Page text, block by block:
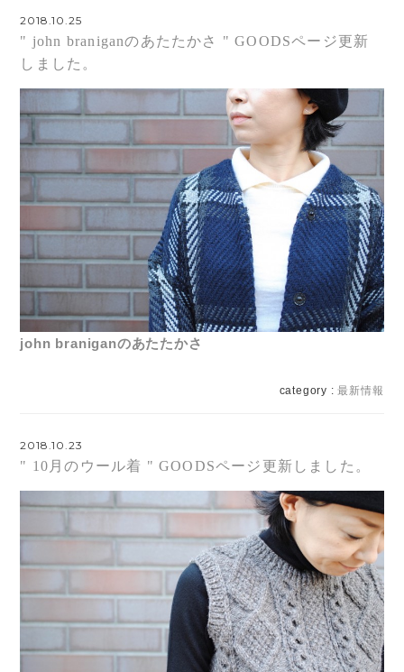
2018.10.25
" john braniganのあたたかさ " GOODSページ更新
しました。
john braniganのあたたかさ
category :最新情報
2018.10.23
" 10月のウール着 " GOODSページ更新しました。